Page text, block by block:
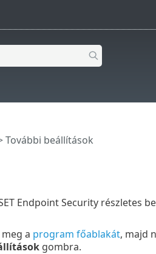
További beállítások
Endpoint Security részletes
a program főablakát, majd
gombra.